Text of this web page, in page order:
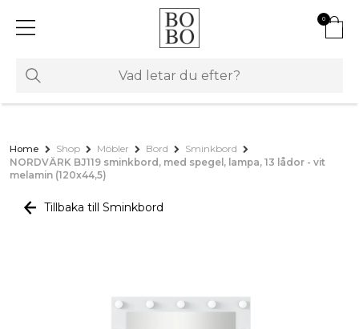
0
Home Shop Möbler Bord
Sminkbord
NORDVÄRK BJ119 sminkbord, med spegel, lampa, 13 lådor - vit
melamin (120x44,5)
Tillbaka till Sminkbord